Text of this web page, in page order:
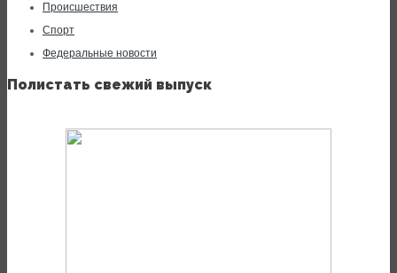
Происшествия
Спорт
Федеральные новости
Полистать свежий выпуск